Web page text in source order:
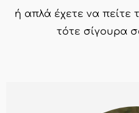
ή απλά έχετε να πείτε
τότε σίγουρα